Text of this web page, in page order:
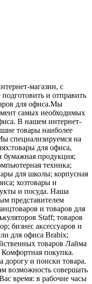
магазин, с
и отправить
для офиса.Мы
самых необходимых
В нашем интернет-
товары наиболее
специализируемся на
для офиса,
бумажная продукция;
техника;
для школы; корпусная
хозтовары и
и посуда. Наша
представителем
и товаров для
Staff; товаров
бизнес аксессуаров и
для офиса Brabix;
товаров Лайма
покупка.
дорогу и поиски товара.
возможность совершать
время: в рабочие часы